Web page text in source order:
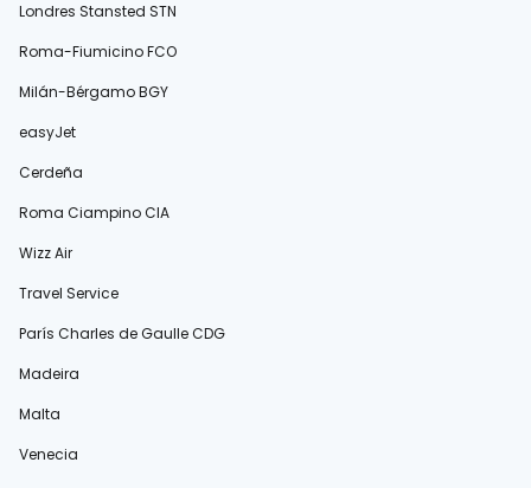
Londres Stansted STN
Roma-Fiumicino FCO
Milán-Bérgamo BGY
easyJet
Cerdeña
Roma Ciampino CIA
Wizz Air
Travel Service
París Charles de Gaulle CDG
Madeira
Malta
Venecia